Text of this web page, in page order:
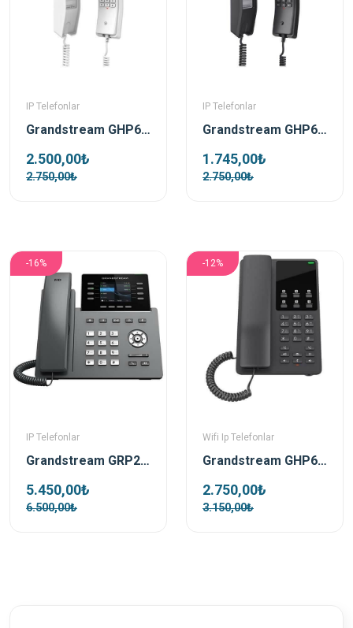
IP Telefonlar
Grandstream GHP610 Beyaz Poe Ip Duvar Telefonu
2.500,00₺
2.750,00₺
IP Telefonlar
Grandstream GHP611 Siyah Ip Duvar Telefonu
1.745,00₺
2.750,00₺
-16%
IP Telefonlar
Grandstream GRP2624 Ip Telefon
5.450,00₺
6.500,00₺
-12%
Wifi Ip Telefonlar
Grandstream GHP621W Otel Sip IP Telefon
2.750,00₺
3.150,00₺